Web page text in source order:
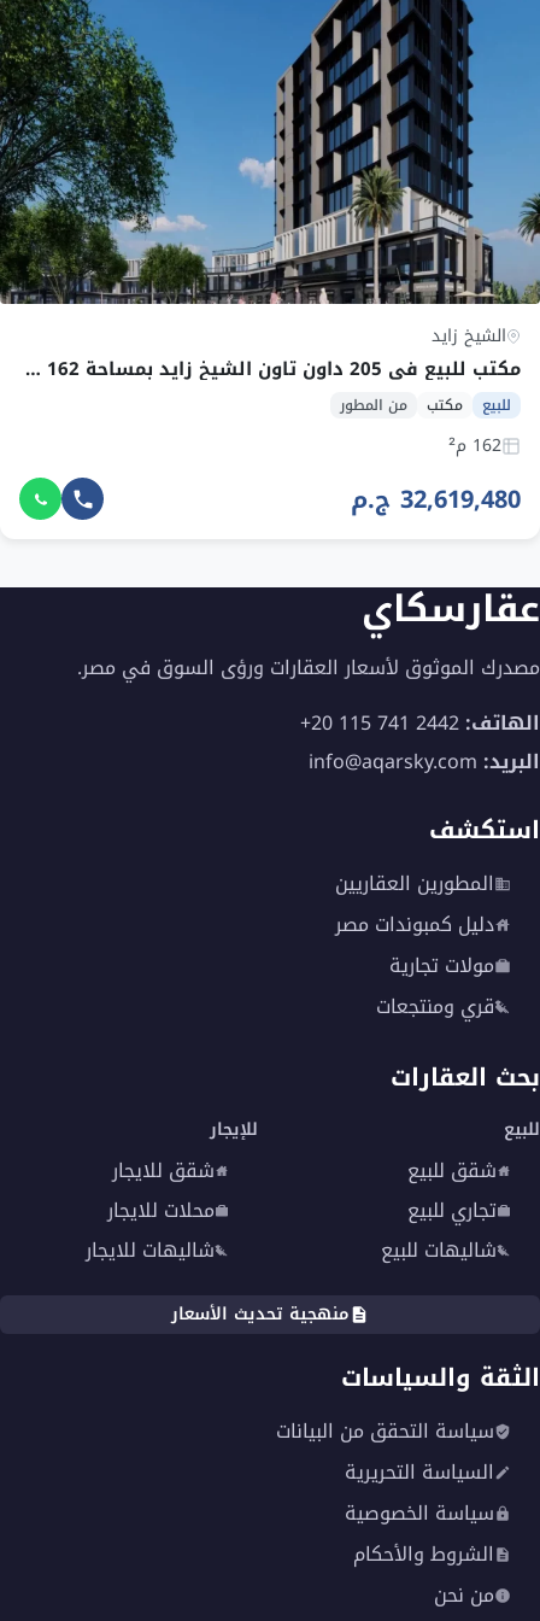
الشيخ زايد
مكتب للبيع في 205 داون تاون الشيخ زايد بمساحة 162 م² وقسط 385,091 ج.م
للبيع مكتب من المطور
162 م²
32,619,480 ج.م
عقارسكاي
مصدرك الموثوق لأسعار العقارات ورؤى السوق في مصر.
الهاتف:+20 115 741 2442
البريد: info@aqarsky.com
استكشف
المطورين العقاريين
دليل كمبوندات مصر
مولات تجارية
قري ومنتجعات
بحث العقارات
للبيع
شقق للبيع
تجاري للبيع
شاليهات للبيع
للإيجار
شقق للايجار
محلات للايجار
شاليهات للايجار
منهجية تحديث الأسعار
الثقة والسياسات
سياسة التحقق من البيانات
السياسة التحريرية
سياسة الخصوصية
الشروط والأحكام
من نحن